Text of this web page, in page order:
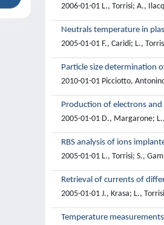
2006-01-01 L., Torrisi; A.,
Neutrals temperature in
2005-01-01 F., Caridi; L.,
Particle size determination
2010-01-01 Picciotto,
Production of electrons and
2005-01-01 D., Margarone;
RBS analysis of ions
2005-01-01 L., Torrisi; S.,
Retrieval of currents of
2005-01-01 J., Krasa; L.,
Temperature